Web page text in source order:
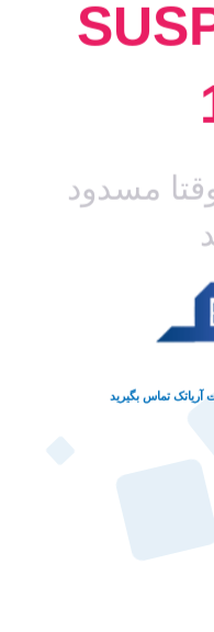
مسدود
آریاتک تماس بگیرید